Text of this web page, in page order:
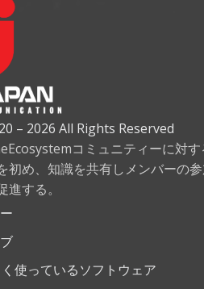
– 2026 All Rights Reserved
コミュニティーに対す
初め、知識を共有しメンバーの
する。
使っているソフトウェア